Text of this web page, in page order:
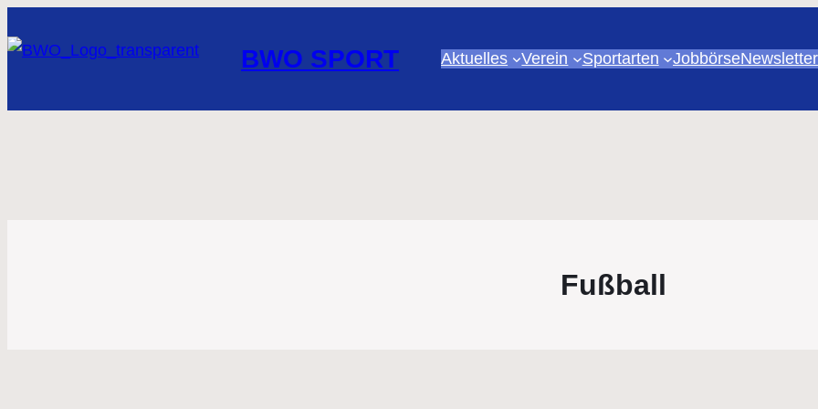
BWO SPORT Aktuelles Verein Sportarten JobbörseNewsletter
Fußball